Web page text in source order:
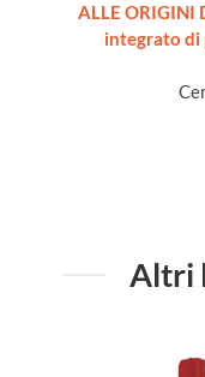
ALLE ORIGINI
integrato di
Altri